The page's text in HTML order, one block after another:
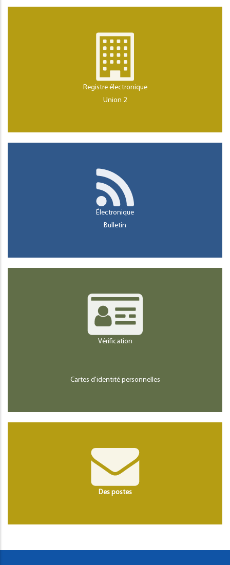
Registre électronique
Union 2
Électronique
Bulletin
Vérification
Cartes d'identité personnelles
Des postes